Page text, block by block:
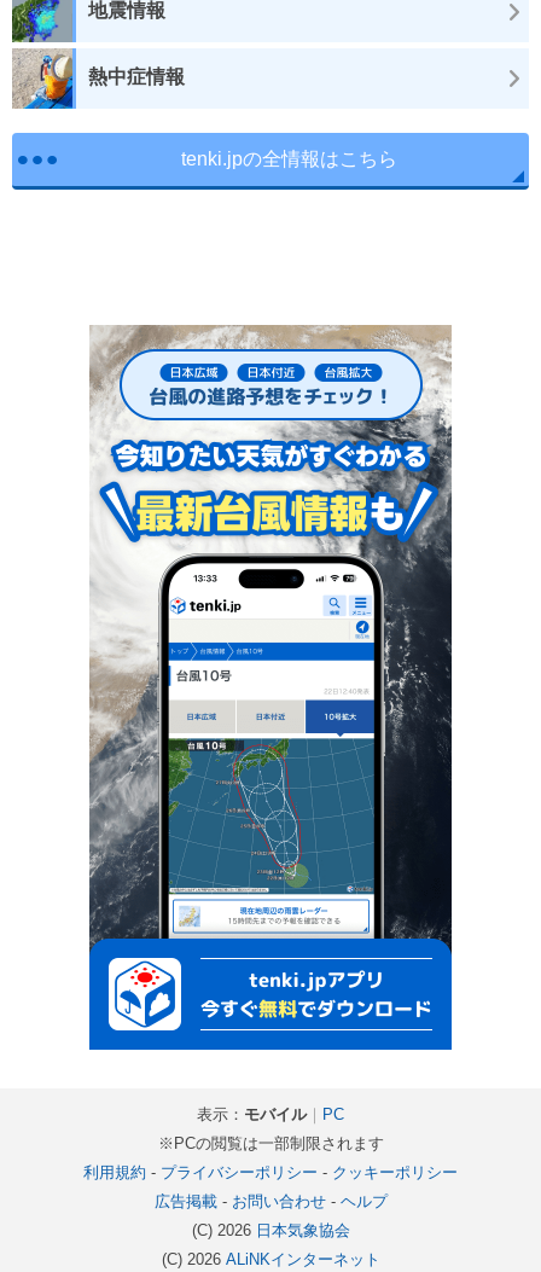
地震情報
熱中症情報
tenki.jpの全情報はこちら
表示： モバイル｜
PC
※PCの閲覧は一部制限されます
利用規約 - プライバシーポリシー - クッキーポリシー
広告掲載- お問い合わせ- ヘルプ
(C) 2026 日本気象協会
(C) 2026 ALiNKインターネット